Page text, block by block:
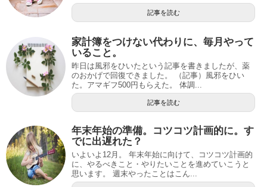
記事を読む
家計簿をつけない代わりに、毎月やって
いること。
昨日は風邪をひいたという記事を書きましたが、薬
のおかげで回復できました。 （記事）風邪をひい
た。アマギフ500円もらえた。 体調...
記事を読む
年末年始の準備。コツコツ計画的に。す
でに出遅れた？
いよいよ12月。 年末年始に向けて、コツコツ計画的
に、やるべきこと・やりたいことを進めていこうと
思います。 週末やったことはこん...